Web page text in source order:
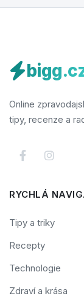
Online
tipy, recenze a
RYCHLÁ
Tipy a triky
Recepty
Technologie
Zdraví a krása